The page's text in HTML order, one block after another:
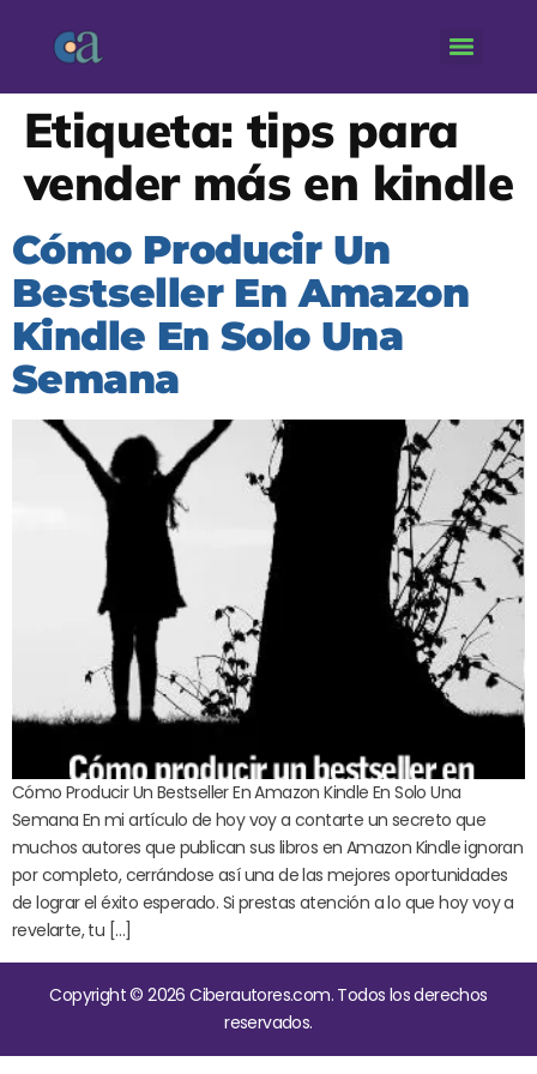
Etiqueta: tips para
vender más en kindle
Cómo Producir Un
Bestseller En Amazon
Kindle En Solo Una
Semana
Cómo Producir Un Bestseller En Amazon Kindle En Solo Una
Semana En mi artículo de hoy voy a contarte un secreto que
muchos autores que publican sus libros en Amazon Kindle ignoran
por completo, cerrándose así una de las mejores oportunidades
de lograr el éxito esperado. Si prestas atención a lo que hoy voy a
revelarte, tu […]
Copyright © 2026 Ciberautores.com. Todos los derechos
reservados.